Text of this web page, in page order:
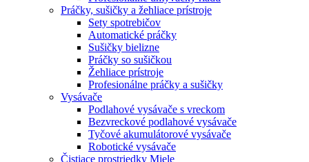
Práčky, sušičky a žehliace prístroje
Sety spotrebičov
Automatické práčky
Sušičky bielizne
Práčky so sušičkou
Žehliace prístroje
Profesionálne práčky a sušičky
Vysávače
Podlahové vysávače s vreckom
Bezvreckové podlahové vysávače
Tyčové akumulátorové vysávače
Robotické vysávače
Čistiace prostriedky Miele